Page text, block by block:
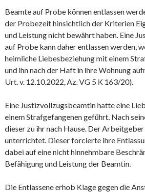
Beamte auf Probe können entlassen
der Probezeit hinsichtlich der Kriterien
und Leistung nicht bewährt haben. Eine
auf Probe kann daher entlassen werden,
heimliche Liebesbeziehung mit einem
und ihn nach der Haft in ihre Wohnung
Urt. v. 12.10.2022, Az. VG 5 K 163/20).
Eine Justizvollzugsbeamtin hatte eine
einem Strafgefangenen geführt. Nach
dieser zu ihr nach Hause. Der
unterrichtet. Dieser forcierte ihre
dabei auf eine nicht hinnehmbare
Befähigung und Leistung der Beamtin.
Die Entlassene erhob Klage gegen die